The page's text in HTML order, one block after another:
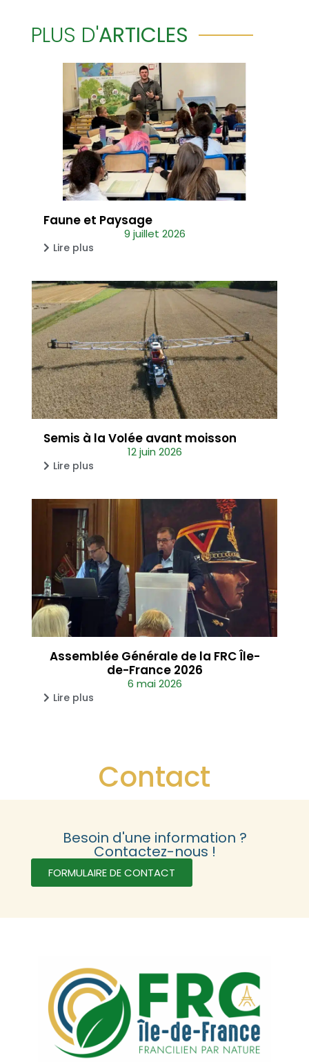
PLUS D'ARTICLES
Faune et Paysage
9 juillet 2026
Lire plus
Semis à la Volée avant moisson
12 juin 2026
Lire plus
Assemblée Générale de la FRC Île-
de-France 2026
6 mai 2026
Lire plus
Contact
Besoin d'une information ?
Contactez-nous !
FORMULAIRE DE CONTACT